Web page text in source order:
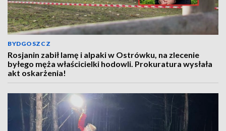
BYDGOSZCZ
Rosjanin zabił lamę i alpaki w Ostrówku, na zlecenie
byłego męża właścicielki hodowli. Prokuratura wysłała
akt oskarżenia!